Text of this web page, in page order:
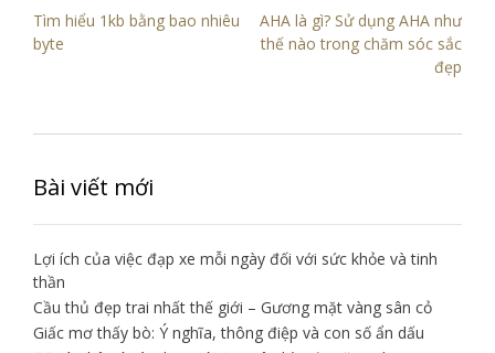
Điều
hướng
Tìm hiểu 1kb bằng bao nhiêu
byte
AHA là gì? Sử dụng AHA như
thế nào trong chăm sóc sắc
đẹp
Bài viết mới
Lợi ích của việc đạp xe mỗi ngày đối với sức khỏe và tinh
thần
Cầu thủ đẹp trai nhất thế giới – Gương mặt vàng sân cỏ
Giấc mơ thấy bò: Ý nghĩa, thông điệp và con số ẩn dấu